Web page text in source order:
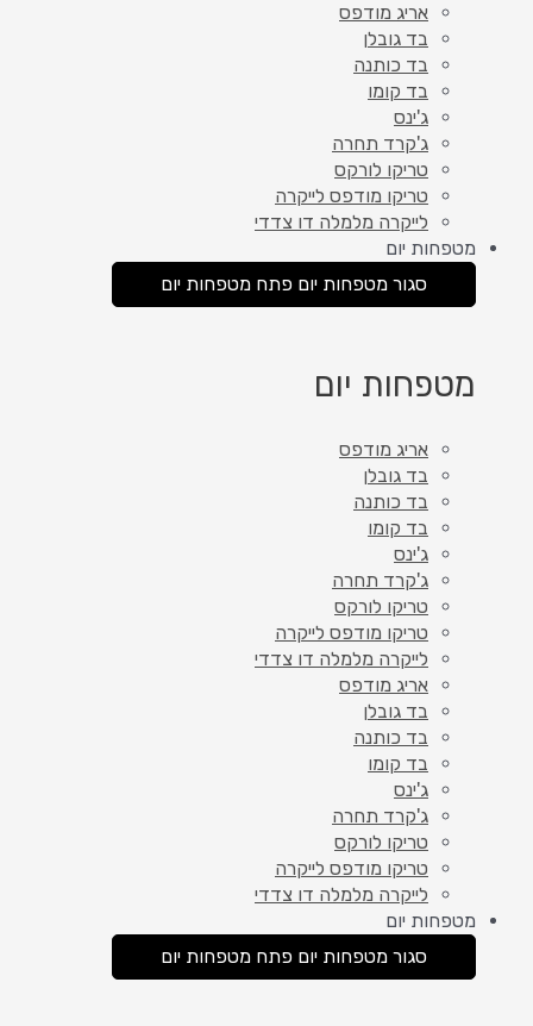
אריג מודפס
בד גובלן
בד כותנה
בד קומו
ג'ינס
ג'קרד תחרה
טריקו לורקס
טריקו מודפס לייקרה
לייקרה מלמלה דו צדדי
מטפחות יום
סגור מטפחות יום פתח מטפחות יום
מטפחות יום
אריג מודפס
בד גובלן
בד כותנה
בד קומו
ג'ינס
ג'קרד תחרה
טריקו לורקס
טריקו מודפס לייקרה
לייקרה מלמלה דו צדדי
אריג מודפס
בד גובלן
בד כותנה
בד קומו
ג'ינס
ג'קרד תחרה
טריקו לורקס
טריקו מודפס לייקרה
לייקרה מלמלה דו צדדי
מטפחות יום
סגור מטפחות יום פתח מטפחות יום